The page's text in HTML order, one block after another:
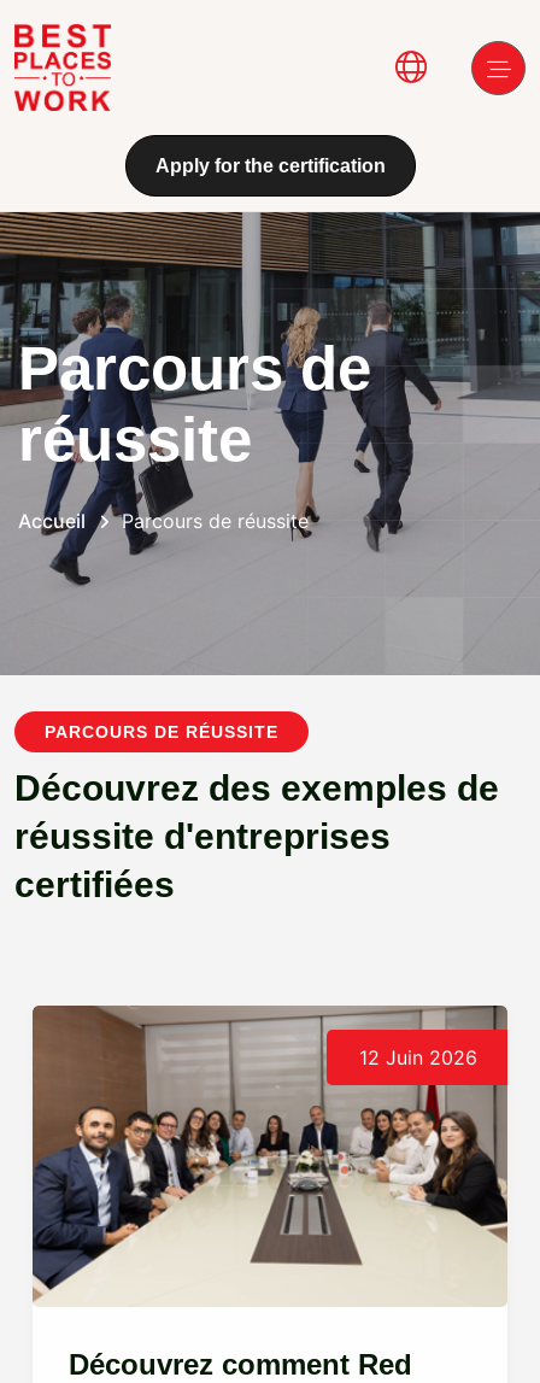
Aller au contenu principal
Main
Apply for the certification
Parcours de
réussite
Accueil Parcours de réussite
PARCOURS DE RÉUSSITE
Découvrez des exemples de
réussite d'entreprises
certifiées
12 Juin 2026
Découvrez comment Red